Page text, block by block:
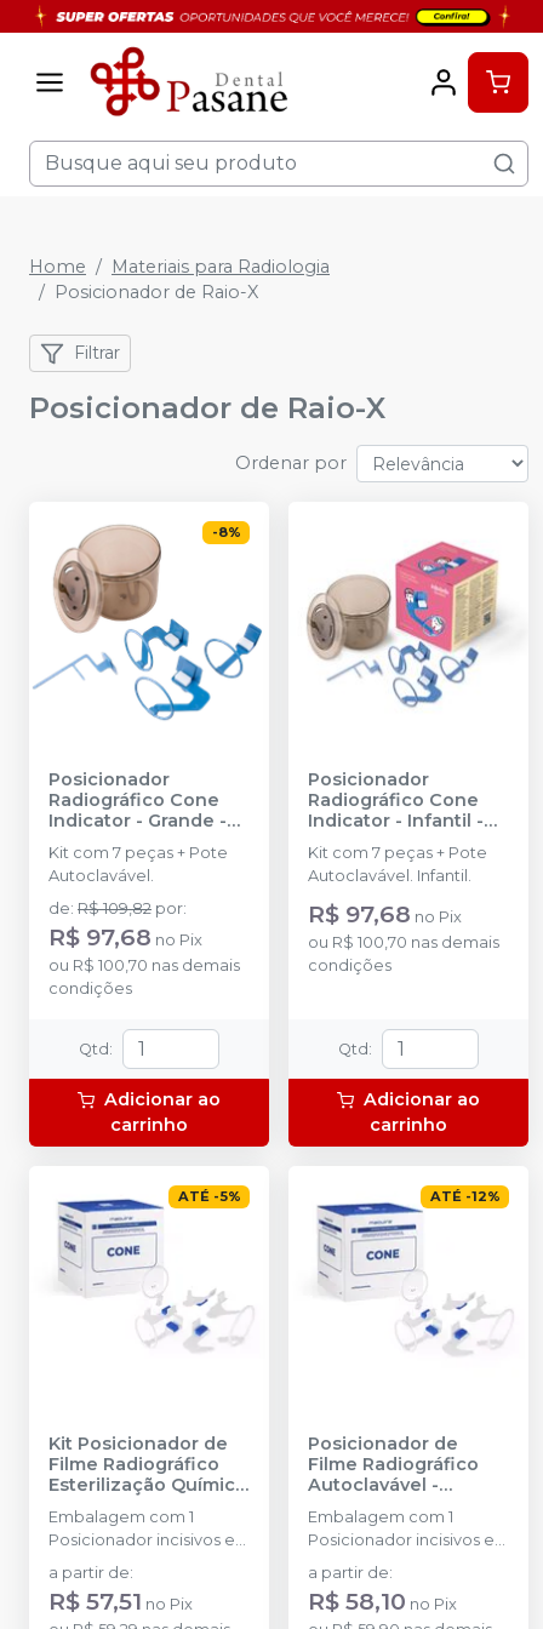
Home
Materiais para Radiologia
Posicionador de Raio-X
Filtrar
Posicionador de Raio-X
Ordenar por
-8%
Posicionador
Radiográfico Cone
Indicator - Grande -
INDUSBELLO
Kit com 7 peças + Pote
Autoclavável.
de: R$ 109,82 por:
R$ 97,68 no Pix
ou R$ 100,70 nas demais
condições
Qtd :
Adicionar ao
carrinho
Posicionador
Radiográfico Cone
Indicator - Infantil -
INDUSBELLO
Kit com 7 peças + Pote
Autoclavável. Infantil.
R$ 97,68 no Pix
ou R$ 100,70 nas demais
condições
Qtd :
Adicionar ao
carrinho
ATÉ -5%
Kit Posicionador de
Filme Radiográfico
Esterilização Química
MAQUIRA
Embalagem com 1
Posicionador incisivos e
caninos superior e
inferior + 1 Posicionador
molar superior direito e
a partir de:
R$ 57,51 no Pix
ATÉ -12%
Posicionador de
Filme Radiográfico
Autoclavável -
MAQUIRA
Embalagem com 1
Posicionador incisivos e
caninos superior e
inferior + 1 Posicionador
molar superior direito e
a partir de:
R$ 58,10 no Pix